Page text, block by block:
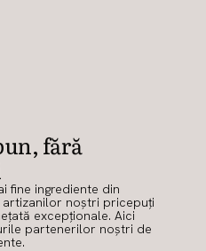
fără
fine ingrediente din
artizanilor noștri pricepuți
excepționale. Aici
partenerilor noștri de